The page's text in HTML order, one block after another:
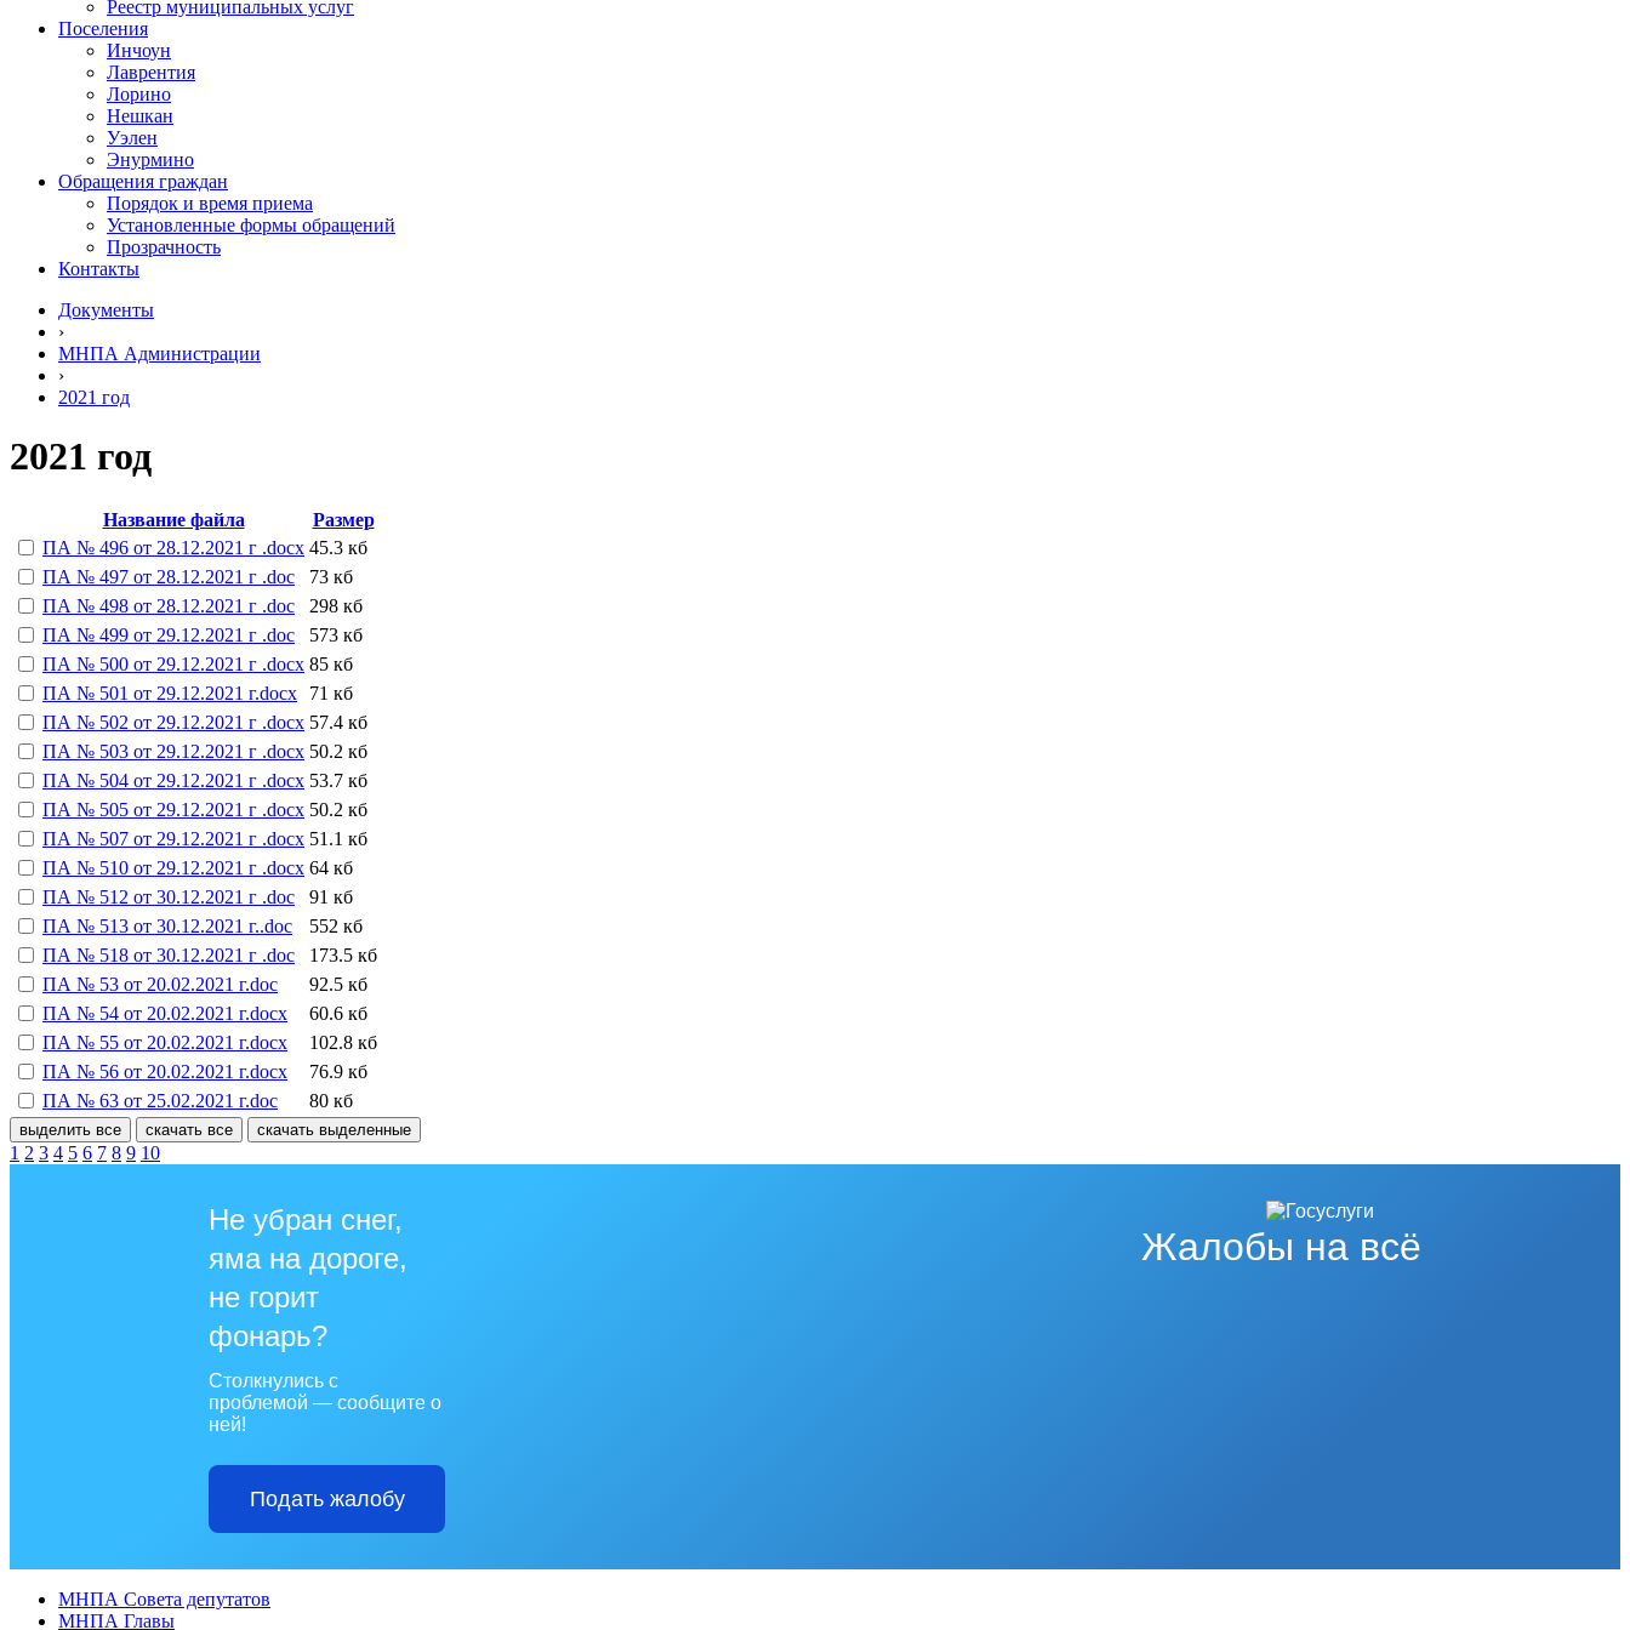
Реестр муниципальных услуг
Поселения
Инчоун
Лаврентия
Лорино
Нешкан
Уэлен
Энурмино
Обращения граждан
Порядок и время приема
Установленные формы обращений
Прозрачность
Контакты
Документы
›
МНПА Администрации
›
2021 год
2021 год
Название файла
Размер
ПА № 496 от 28.12.2021 г .docx 45.3 кб
ПА № 497 от 28.12.2021 г .doc
73 кб
ПА № 498 от 28.12.2021 г .doc
298 кб
ПА № 499 от 29.12.2021 г .doc
573 кб
ПА № 500 от 29.12.2021 г .docx 85 кб
ПА № 501 от 29.12.2021 г.docx
71 кб
ПА № 502 от 29.12.2021 г .docx 57.4 кб
ПА № 503 от 29.12.2021 г .docx 50.2 кб
ПА № 504 от 29.12.2021 г .docx 53.7 кб
ПА № 505 от 29.12.2021 г .docx 50.2 кб
ПА № 507 от 29.12.2021 г .docx 51.1 кб
ПА № 510 от 29.12.2021 г .docx 64 кб
ПА № 512 от 30.12.2021 г .doc
91 кб
ПА № 513 от 30.12.2021 г..doc
552 кб
ПА № 518 от 30.12.2021 г .doc
173.5 кб
ПА № 53 от 20.02.2021 г.doc
92.5 кб
ПА № 54 от 20.02.2021 г.docx
60.6 кб
ПА № 55 от 20.02.2021 г.docx
102.8 кб
ПА № 56 от 20.02.2021 г.docx
76.9 кб
ПА № 63 от 25.02.2021 г.doc
80 кб
выделить все скачать все скачать выделенные
1 2 3 4 5 6 7 8 9 10
Жалобы на всё
Не убран снег,
яма на дороге,
не горит
фонарь?
Столкнулись с
проблемой — сообщите о
ней!
Подать жалобу
МНПА Совета депутатов
МНПА Главы